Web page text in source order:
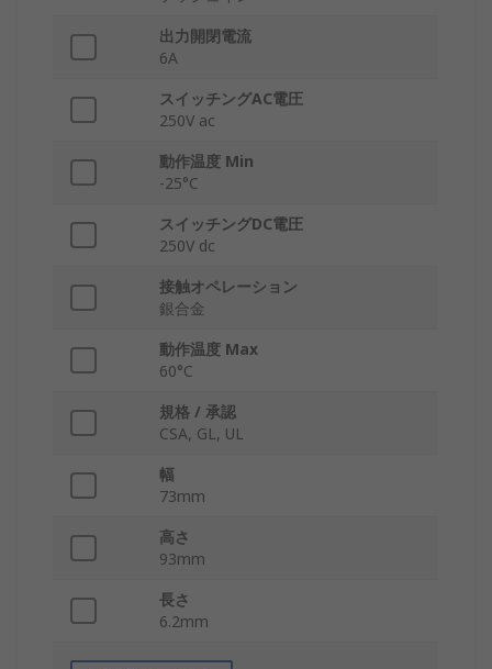
出力開閉電流
6A
スイッチングAC電圧
250V ac
動作温度 Min
-25°C
スイッチングDC電圧
250V dc
接触オペレーション
銀合金
動作温度 Max
60°C
規格 / 承認
CSA, GL, UL
幅
73mm
高さ
93mm
長さ
6.2mm